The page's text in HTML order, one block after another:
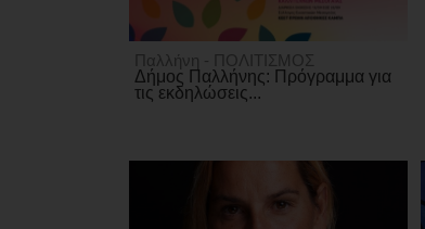
Παλλήνη - ΠΟΛΙΤΙΣΜΟΣ
Δήμος Παλλήνης: Πρόγραμμα για
τις εκδηλώσεις...